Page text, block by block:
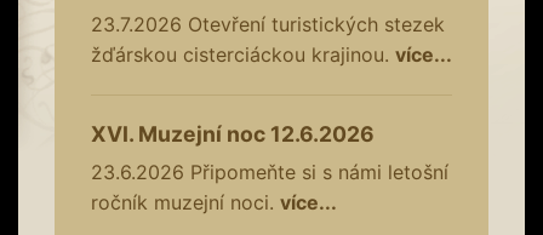
23.7.2026 Otevření turistických stezek
žďárskou cisterciáckou krajinou. více...
XVI. Muzejní noc 12.6.2026
23.6.2026 Připomeňte si s námi letošní
ročník muzejní noci. více...